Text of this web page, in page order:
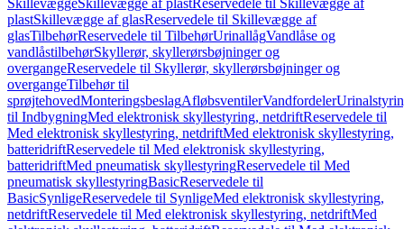
SkillevæggeSkillevægge af plastReservedele til Skillevægge af
plastSkillevægge af glasReservedele til Skillevægge af
glasTilbehørReservedele til TilbehørUrinallågVandlåse og
vandlåstilbehørSkyllerør, skyllerørsbøjninger og
overgangeReservedele til Skyllerør, skyllerørsbøjninger og
overgangeTilbehør til
sprøjtehovedMonteringsbeslagAfløbsventilerVandfordeler
til IndbygningMed elektronisk skyllestyring, netdriftReservedele til
Med elektronisk skyllestyring, netdriftMed elektronisk skyllestyring,
batteridriftReservedele til Med elektronisk skyllestyring,
batteridriftMed pneumatisk skyllestyringReservedele til Med
pneumatisk skyllestyringBasicReservedele til
BasicSynligeReservedele til SynligeMed elektronisk skyllestyring,
netdriftReservedele til Med elektronisk skyllestyring, netdriftMed